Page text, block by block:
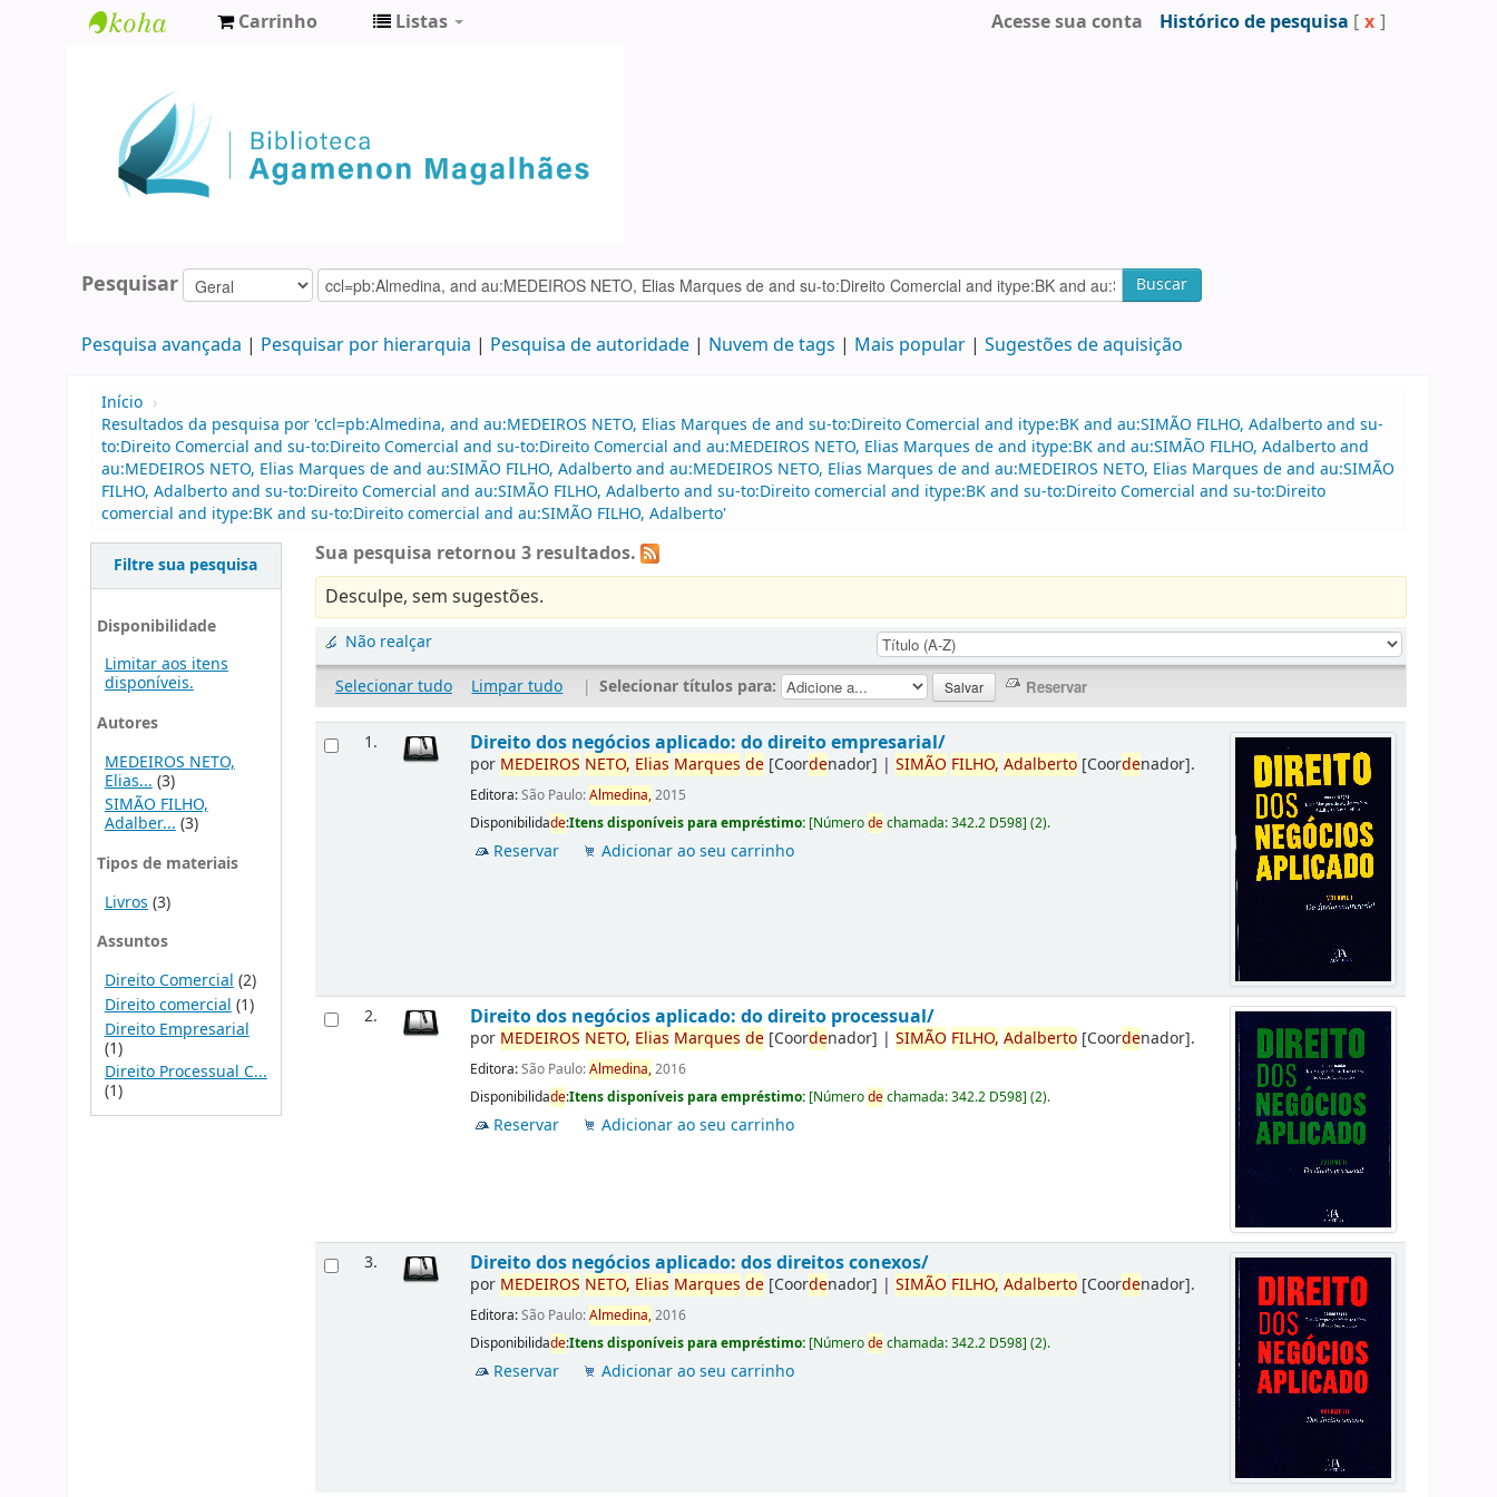
Agamenon
Magalhães
Carrinho Listas Acesse sua conta Histórico de pesquisa [ x ]
Pesquisar Buscar
Pesquisa avançada Pesquisar por hierarquia Pesquisa de autoridade Nuvem de tags Mais popular Sugestões de aquisição
Início ›
Resultados da pesquisa por 'ccl=pb:Almedina, and au:MEDEIROS NETO, Elias Marques de and su-to:Direito Comercial and itype:BK and au:SIMÃO FILHO, Adalberto and su-
to:Direito Comercial and su-to:Direito Comercial and su-to:Direito Comercial and au:MEDEIROS NETO, Elias Marques de and itype:BK and au:SIMÃO FILHO, Adalberto and
au:MEDEIROS NETO, Elias Marques de and au:SIMÃO FILHO, Adalberto and au:MEDEIROS NETO, Elias Marques de and au:MEDEIROS NETO, Elias Marques de and au:SIMÃO
FILHO, Adalberto and su-to:Direito Comercial and au:SIMÃO FILHO, Adalberto and su-to:Direito comercial and itype:BK and su-to:Direito Comercial and su-to:Direito
comercial and itype:BK and su-to:Direito comercial and au:SIMÃO FILHO, Adalberto'
Filtre sua pesquisa
Disponibilidade
Limitar aos itens
disponíveis.
Autores
MEDEIROS NETO,
Elias... (3)
SIMÃO FILHO,
Adalber...(3)
Tipos de materiais
Livros (3)
Assuntos
Direito Comercial (2)
Direito comercial (1)
Direito Empresarial
(1)
Direito Processual C...
(1)
Sua pesquisa retornou 3 resultados.
Desculpe, sem sugestões.
Não realçar
Selecionar tudo
Limpar tudo | Selecionar títulos para:
1. Direito dos negócios aplicado: do direito empresarial/
por MEDEIROS NETO, Elias Marques de [Coordenador] |SIMÃO FILHO, Adalberto [Coordenador].
Editora:São Paulo:Almedina,2015
Disponibilidade:Itens disponíveis para empréstimo: [Númerodechamada:342.2 D598](2).
Reservar Adicionar ao seu carrinho
2. Direito dos negócios aplicado: do direito processual/
por MEDEIROS NETO, Elias Marques de [Coordenador] |SIMÃO FILHO, Adalberto [Coordenador].
Editora:São Paulo:Almedina,2016
Disponibilidade:Itens disponíveis para empréstimo: [Númerodechamada:342.2 D598](2).
Reservar Adicionar ao seu carrinho
3. Direito dos negócios aplicado: dos direitos conexos/
por MEDEIROS NETO, Elias Marques de [Coordenador] |SIMÃO FILHO, Adalberto [Coordenador].
Editora:São Paulo:Almedina,2016
Disponibilidade:Itens disponíveis para empréstimo: [Númerodechamada:342.2 D598](2).
Reservar Adicionar ao seu carrinho